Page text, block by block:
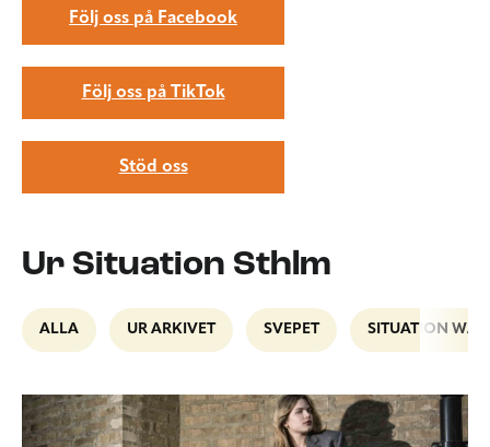
Följ oss på Facebook
Följ oss på TikTok
Stöd oss
Ur Situation Sthlm
ALLA UR ARKIVET SVEPET SITUATION